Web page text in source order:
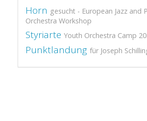
Horn gesucht - European Jazz and
Orchestra Workshop
Styriarte Youth Orchestra Camp
Punktlandung für Joseph